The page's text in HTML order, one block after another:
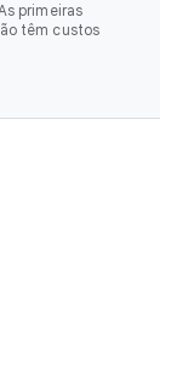
primeiras
têm custos